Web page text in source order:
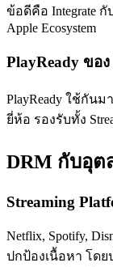
ข้อดีคือ Integrate กั
Apple Ecosystem
PlayReady ขอ
PlayReady ใช้กันม
ยี่ห้อ รองรับทั้ง
DRM กับอุต
Streaming
Netflix, Spotify,
ปกป้องเนื้อหา โด